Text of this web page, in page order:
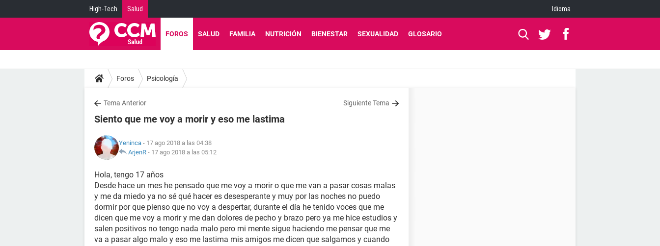
High-Tech Salud Idioma
FOROS SALUD FAMILIA NUTRICIÓN BIENESTAR SEXUALIDAD GLOSARIO
Foros Psicología
Tema Anterior Siguiente Tema
Siento que me voy a morir y eso me lastima
Yeninca - 17 ago 2018 a las 04:38
ArjenR - 17 ago 2018 a las 05:12
Hola, tengo 17 años
Desde hace un mes he pensado que me voy a morir o que me van a pasar cosas malas
y me da miedo ya no sé qué hacer es desesperante y muy por las noches no puedo
dormir por que pienso que no voy a despertar, durante el día he tenido voces que me
dicen que me voy a morir y me dan dolores de pecho y brazo pero ya me hice estudios y
salen positivos no tengo nada malo pero mi mente sigue haciendo me pensar que me
va a pasar algo malo y eso me lastima mis amigos me dicen que salgamos y cuando